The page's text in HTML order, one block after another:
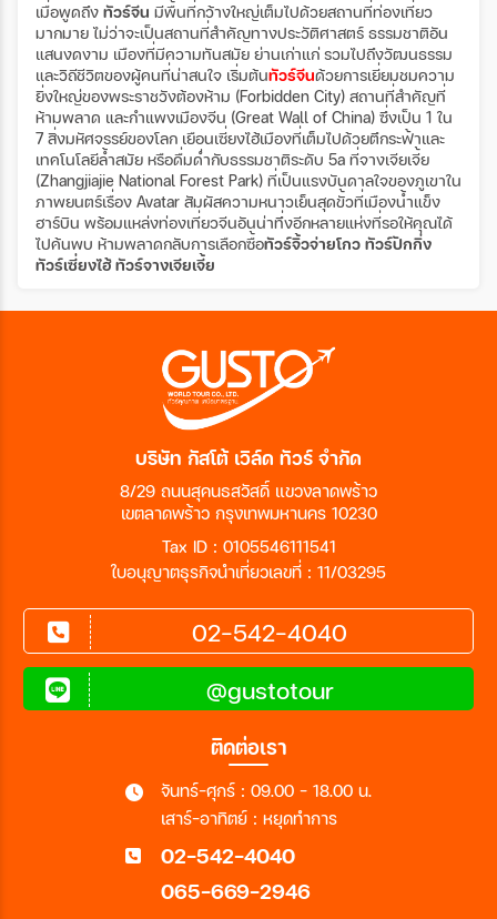
เมื่อพูดถึง ทัวร์จีน มีพื้นที่กว้างใหญ่เต็มไปด้วยสถานที่ท่องเที่ยว
มากมาย ไม่ว่าจะเป็นสถานที่สำคัญทางประวัติศาสตร์ ธรรมชาติอัน
แสนงดงาม เมืองที่มีความทันสมัย ย่านเก่าแก่ รวมไปถึงวัฒนธรรม
และวิถีชีวิตของผู้คนที่น่าสนใจ เริ่มต้นทัวร์จีนด้วยการเยี่ยมชมความ
ยิ่งใหญ่ของพระราชวังต้องห้าม (Forbidden City) สถานที่สำคัญที่
ห้ามพลาด และกำแพงเมืองจีน (Great Wall of China) ซึ่งเป็น 1 ใน
7 สิ่งมหัศจรรย์ของโลก เยือนเซี่ยงไฮ้เมืองที่เต็มไปด้วยตึกระฟ้าและ
เทคโนโลยีล้ำสมัย หรือดื่มด่ำกับธรรมชาติระดับ 5a ที่จางเจียเจี้ย
(Zhangjiajie National Forest Park) ที่เป็นแรงบันดาลใจของภูเขาใน
ภาพยนตร์เรื่อง Avatar สัมผัสความหนาวเย็นสุดขั้วที่เมืองน้ำแข็ง
ฮาร์บิน พร้อมแหล่งท่องเที่ยวจีนอันน่าทึ่งอีกหลายแห่งที่รอให้คุณได้
ไปค้นพบ ห้ามพลาดกลับการเลือกซื้อทัวร์จิ้วจ่ายโกว ทัวร์ปักกิ่ง
ทัวร์เซี่ยงไฮ้ ทัวร์จางเจียเจี้ย
บริษัท กัสโต้ เวิล์ด ทัวร์ จำกัด
8/29 ถนนสุคนธสวัสดิ์ แขวงลาดพร้าว
เขตลาดพร้าว กรุงเทพมหานคร 10230
Tax ID : 0105546111541
ใบอนุญาตธุรกิจนำเที่ยวเลขที่ : 11/03295
02-542-4040
@gustotour
ติดต่อเรา
จันทร์-ศุกร์ : 09.00 - 18.00 น.
เสาร์-อาทิตย์ : หยุดทำการ
02-542-4040
065-669-2946